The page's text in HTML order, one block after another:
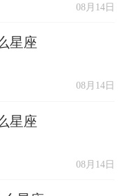
08月14日
星座
08月14日
星座
08月14日